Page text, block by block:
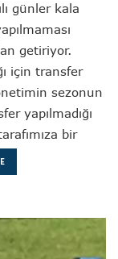
günler kala
getiriyor.
için transfer
sezonun
yapılmadığı
bir